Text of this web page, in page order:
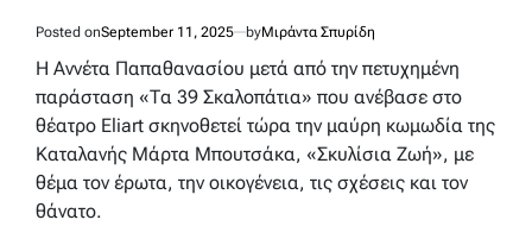
Posted onSeptember 11, 2025 byΜιράντα Σπυρίδη
Η Αννέτα Παπαθανασίου μετά από την πετυχημένη
παράσταση «Τα 39 Σκαλοπάτια» που ανέβασε στο
θέατρο Eliart σκηνοθετεί τώρα την μαύρη κωμωδία της
Καταλανής Μάρτα Μπουτσάκα, «Σκυλίσια Ζωή», με
θέμα τον έρωτα, την οικογένεια, τις σχέσεις και τον
θάνατο.